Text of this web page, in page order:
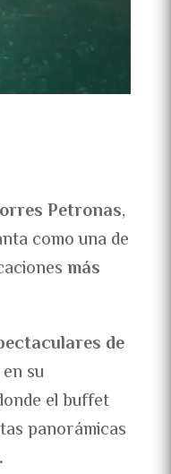
Petronas,
como una de
más
de
su
el buffet
panorámicas